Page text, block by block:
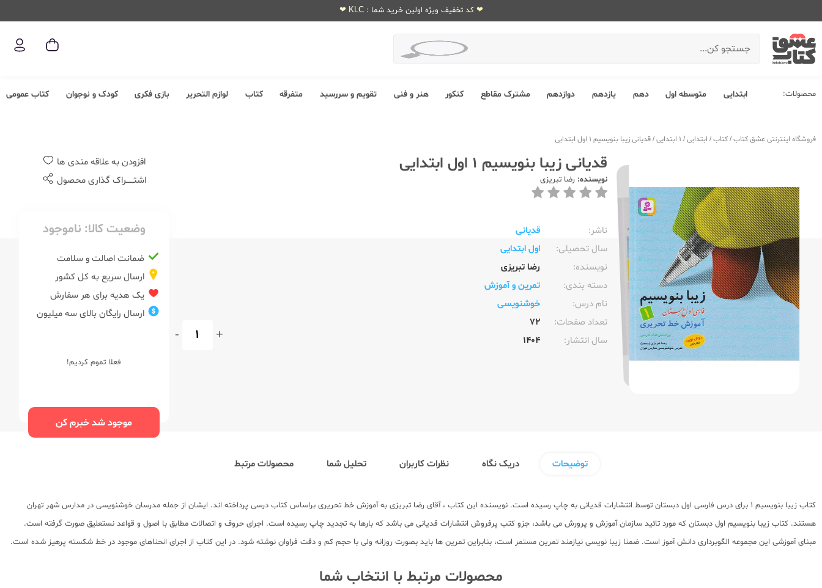
❤ کد تخفیف ویژه اولین خرید شما : KLC ❤
محصولات: ابتدایی متوسطه اول دهم یازدهم دوازدهم مشترک مقاطع کنکور هنر و فنی تقویم و سررسید متفرقه کتاب لوازم التحریر بازی فکری کودک و نوجوان کتاب عمومی
فروشگاه اینترنتی عشق کتاب/کتاب/ ابتدایی/ 1 ابتدایی /قدیانی زیبا بنویسیم 1 اول ابتدایی
قدیانی زیبا بنویسیم 1 اول ابتدایی
نویسنده: رضا تبریزی
ناشر:‌
قدیانی
سال تحصیلی:‌
اول ابتدایی
نویسنده:‌
رضا تبریزی
دسته بندی:
تمرین و آموزش
نام درس:
خوشنویسی
تعداد صفحات:‌
72
سال انتشار:‌
1404
+
-
افزودن به علاقه مندی ها
اشتــــــراک گذاری محصول
وضعیت کالا: ناموجود
ضمانت اصالت و سلامت
ارسال سریع به کل کشور
یک هدیه برای هر سفارش
ارسال رایگان بالای سه میلیون
فعلا تموم کردیم!
موجود شد خبرم کن
توضیحات دریک نگاه نظرات کاربران تحلیل شما محصولات مرتبط
کتاب زیبا بنویسیم 1 برای درس فارسی اول دبستان توسط انتشارات قدیانی به چاپ رسیده است. نویسنده این کتاب ، آقای رضا تبریزی به آموزش خط تحریری براساس کتاب درسی پرداخته اند. ایشان از جمله مدرسان خوشنویسی در مدارس شهر تهران
هستند. کتاب زیبا بنویسیم اول دبستان که مورد تائید سازمان آموزش و پرورش می باشد، جزو کتب پرفروش انتشارات قدیانی می باشد که بارها به تجدید چاپ رسیده است. اجرای حروف و اتصالات مطابق با اصول و قواعد نستعلیق صورت گرفته است.
مبنای آموزشی این مجموعه الگوبرداری دانش آموز است. ضمنا زیبا نویسی نیازمند تمرین مستمر است، بنابراین تمرین ها باید بصورت روزانه ولی با حجم کم و دقت فراوان نوشته شود. در این کتاب از اجرای انحناهای موجود در خط شکسته پرهیز شده است.
محصولات مرتبط با انتخاب شما